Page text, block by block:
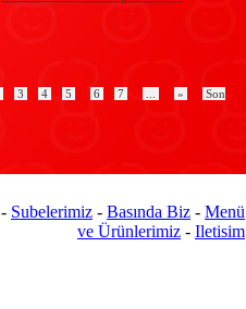
3 4 5 6 7 »
Son
- Subelerimiz - Basında Biz - Menü
ve Ürünlerimiz - Iletisim